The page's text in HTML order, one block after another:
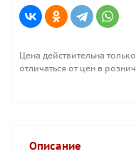
Цена действительна
отличаться от цен в
Описание